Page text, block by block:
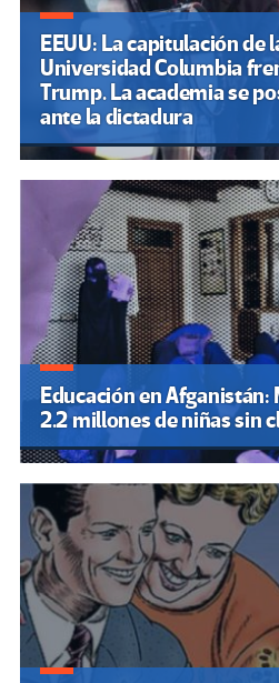
EEUU: La capitulación de
Universidad Columbia
Trump. La academia se
ante la dictadura
Educación en Afganistán:
2.2 millones de niñas sin